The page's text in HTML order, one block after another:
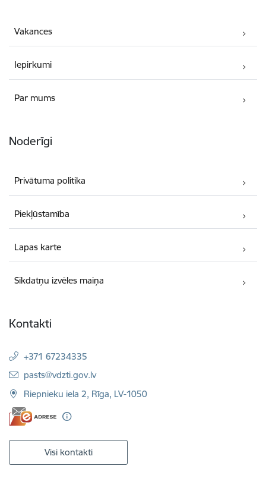
Vakances
Iepirkumi
Par mums
Noderīgi
Privātuma politika
Piekļūstamība
Lapas karte
Sīkdatņu izvēles maiņa
Kontakti
+371 67234335
E-pasts:
pasts@vdzti.gov.lv
Riepnieku iela 2, Rīga, LV-1050
Visi kontakti